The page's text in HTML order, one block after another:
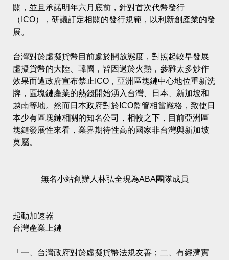
關，並且承諾明年六月底前，針對首次代幣發行
（ICO），研議訂定相關的發行規範，以利新創產業的發
展。
台灣對於虛擬貨幣目前處於開放態度，對照起較早發展
虛擬貨幣的大陸、韓國，皆因過於火熱，參雜太多炒作
效果而遭政府宣布禁止ICO，亞洲區塊鏈中心地位重新洗
牌，區塊鏈產業的熱錢開始湧入台灣、日本、新加坡和
越南等地。然而日本政府對於ICO監管相當嚴格，致使日
本少有區塊鏈相關的知名公司，相較之下，目前亞洲區
塊鏈發展性來看，業界期待性高的國家非台灣與新加坡
莫屬。
無名小站創辦人林弘全現為ABA團隊成員
起動加速器
台灣產業上鏈
「一、台灣政府對於虛擬貨幣法規友善；二、有經濟實